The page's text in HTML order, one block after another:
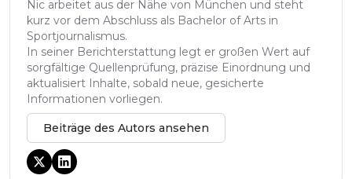
Nic arbeitet aus der Nähe von München und steht
kurz vor dem Abschluss als Bachelor of Arts in
Sportjournalismus.
In seiner Berichterstattung legt er großen Wert auf
sorgfältige Quellenprüfung, präzise Einordnung und
aktualisiert Inhalte, sobald neue, gesicherte
Informationen vorliegen.
Beiträge des Autors ansehen